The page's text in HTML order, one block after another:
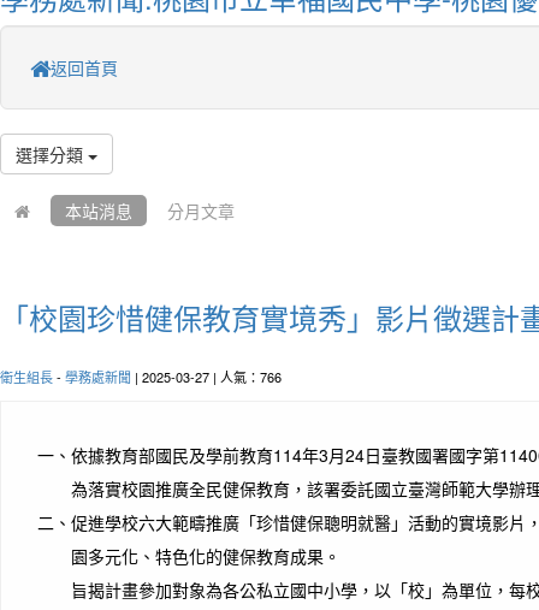
返回首頁
選擇分類
本站消息 分月文章
「校園珍惜健保教育實境秀」影片徵選計
衛生組長- 學務處新聞 | 2025-03-27 | 人氣：766
一、 依據教育部國民及學前教育114年3月24日臺教國署國字第
二、
為落實校園推廣全民健保教育，該署委託國立臺灣師範大學辦
促進學校六大範疇推廣「珍惜健保聰明就醫」活動的實境影片
園多元化、特色化的健保教育成果。
旨揭計畫參加對象為各公私立國中小學，以「校」為單位，每